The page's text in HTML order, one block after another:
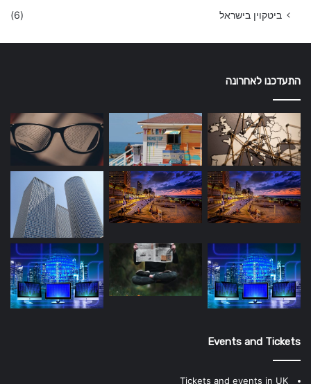
ביטקוין בישראל (6)
התעדכנו לאחרונה
Events and Tickets
Tickets and events in UK